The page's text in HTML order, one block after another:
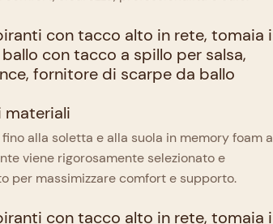
materiali
alla soletta e alla suola in memory foam
viene rigorosamente selezionato e
per massimizzare comfort e supporto.